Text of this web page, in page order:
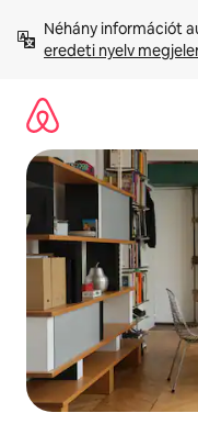
tartalomra
Néhány információt
eredeti nyelv